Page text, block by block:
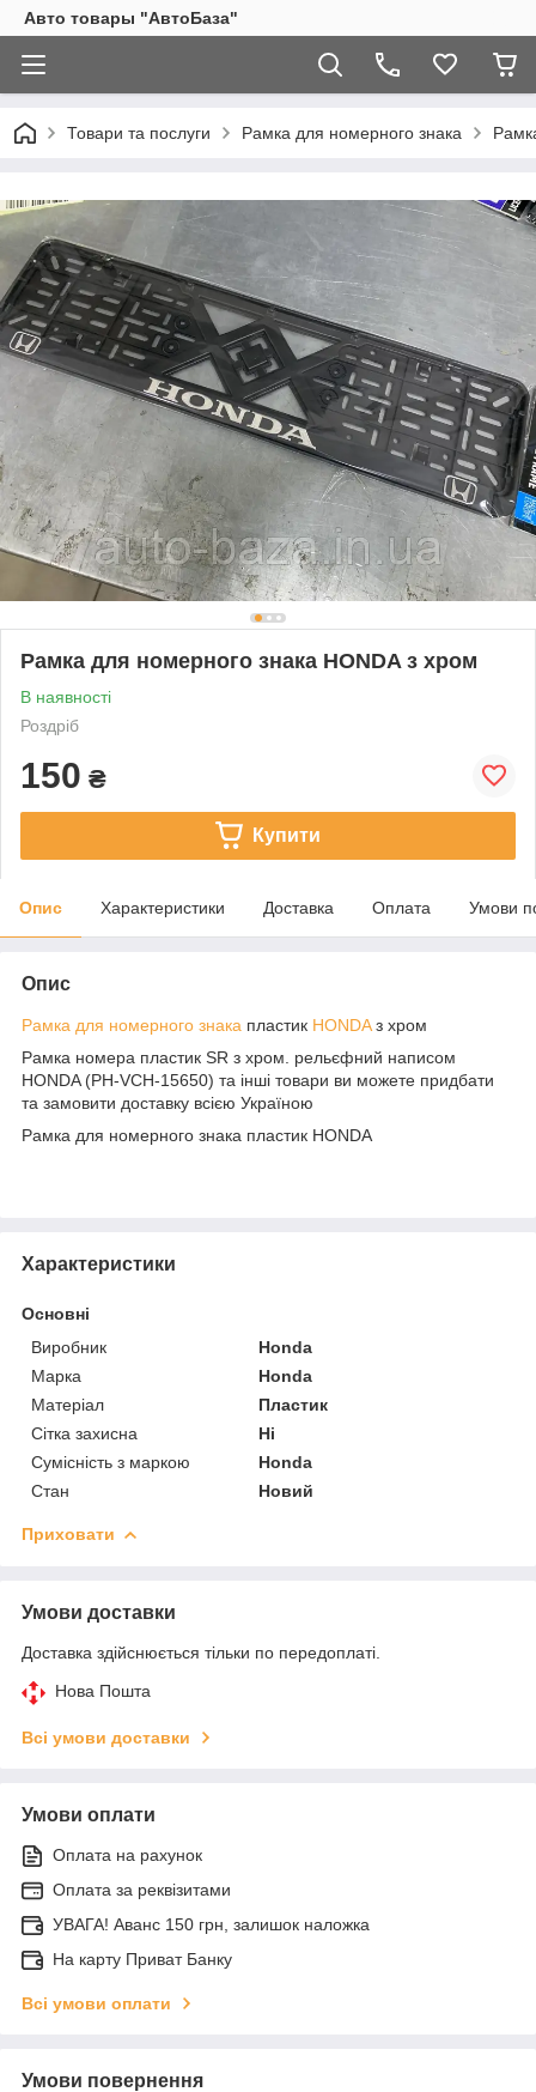
Авто товары "АвтоБаза"
Товари та послуги Рамка для номерного знака
Рамка для номерного знака HONDA з хром
В наявності
Роздріб
150 ₴
Купити
Опис Характеристики Доставка Оплата Умови
Опис
Рамка для номерного знака пластик HONDAз хром
Рамка номера пластик SR з хром. рельєфний написом
HONDA (РН-VCH-15650) та інші товари ви можете придбати
та замовити доставку всією Україною
Рамка для номерного знака пластик HONDA
Характеристики
Основні
Виробник
Honda
Марка
Honda
Матеріал
Пластик
Сітка захисна
Ні
Сумісність з маркою
Honda
Стан
Новий
Приховати
Умови доставки
Доставка здійснюється тільки по передоплаті.
Нова Пошта
Всі умови доставки
Умови оплати
Оплата на рахунок
Оплата за реквізитами
УВАГА! Аванс 150 грн, залишок наложка
На карту Приват Банку
Всі умови оплати
Умови повернення